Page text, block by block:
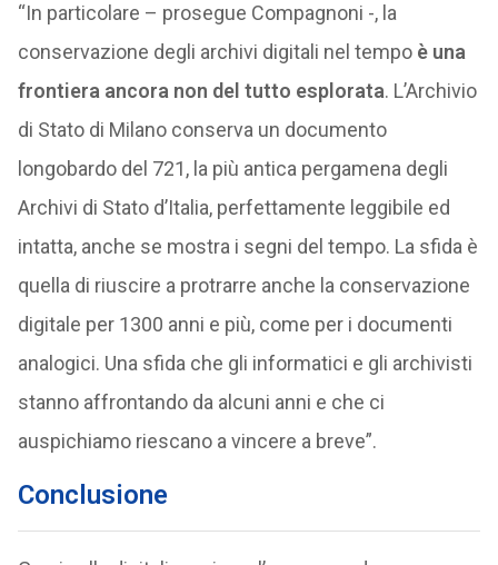
“In particolare – prosegue Compagnoni -, la
conservazione degli archivi digitali nel tempoè una
frontiera ancora non del tutto esplorata. L’Archivio
di Stato di Milano conserva un documento
longobardo del 721, la più antica pergamena degli
Archivi di Stato d’Italia, perfettamente leggibile ed
intatta, anche se mostra i segni del tempo. La sfida è
quella di riuscire a protrarre anche la conservazione
digitale per 1300 anni e più, come per i documenti
analogici. Una sfida che gli informatici e gli archivisti
stanno affrontando da alcuni anni e che ci
auspichiamo riescano a vincere a breve”.
Conclusione